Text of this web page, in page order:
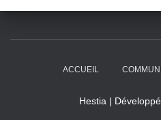
ACCUEIL
Hestia |